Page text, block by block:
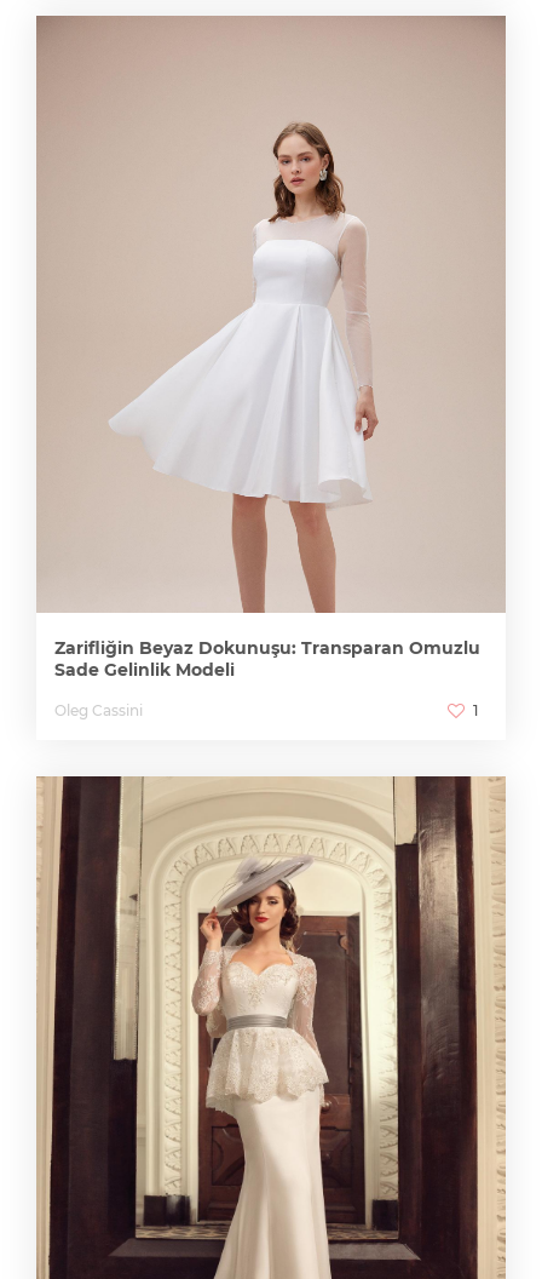
Zarifliğin Beyaz Dokunuşu: Transparan Omuzlu
Sade Gelinlik Modeli
Oleg Cassini 1